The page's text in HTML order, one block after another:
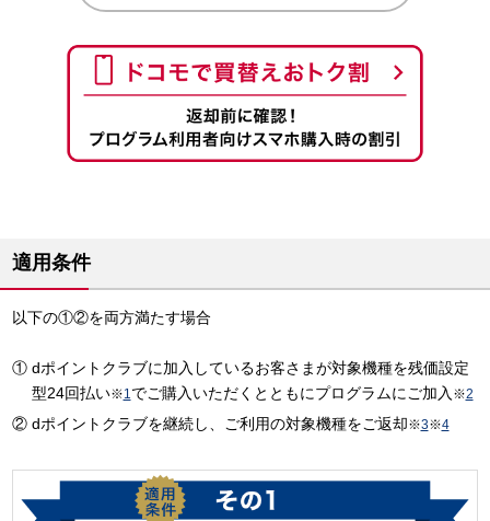
適用条件
以下の①②を両方満たす場合
dポイントクラブに加入しているお客さまが対象機種を残価設定
型24回払い※1でご購入いただくとともにプログラムにご加入 ※2
dポイントクラブを継続し、ご利用の対象機種をご返却※3※4